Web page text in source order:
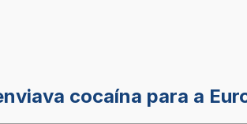
cocaína para a